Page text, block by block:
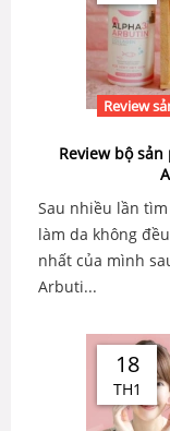
Review
Review bộ
Sau nhiều lần
làm da không
nhất của mình
Arbuti...
18
TH1